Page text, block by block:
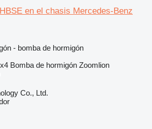
en el chasis Mercedes-Benz
- bomba de hormigón
Bomba de hormigón Zoomlion
Co., Ltd.